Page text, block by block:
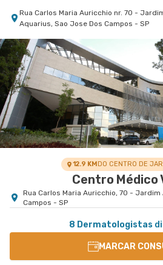
Rua Carlos Maria Auricchio nr. 70 -
Aquarius, Sao Jose Dos Campos - SP
12.9 KMDO CENTRO DE
Centro Médico
Rua Carlos Maria Auricchio, 70 -
Campos - SP
8 Dermatologistas
MARCAR